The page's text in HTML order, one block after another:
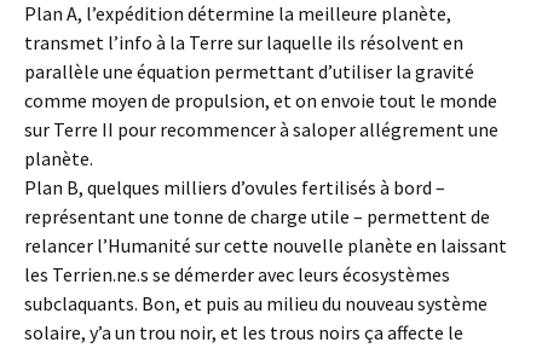
Plan A, l’expédition détermine la meilleure planète,
transmet l’info à la Terre sur laquelle ils résolvent en
parallèle une équation permettant d’utiliser la gravité
comme moyen de propulsion, et on envoie tout le monde
sur Terre II pour recommencer à saloper allégrement une
planète.
Plan B, quelques milliers d’ovules fertilisés à bord –
représentant une tonne de charge utile – permettent de
relancer l’Humanité sur cette nouvelle planète en laissant
les Terrien.ne.s se démerder avec leurs écosystèmes
subclaquants. Bon, et puis au milieu du nouveau système
solaire, y’a un trou noir, et les trous noirs ça affecte le